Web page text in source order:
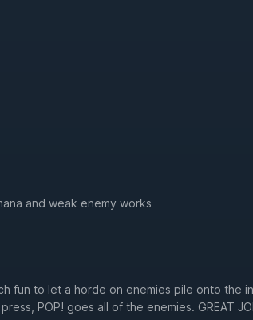
and weak enemy works
fun to let a horde on enemies pile onto the
POP! goes all of the enemies. GREAT